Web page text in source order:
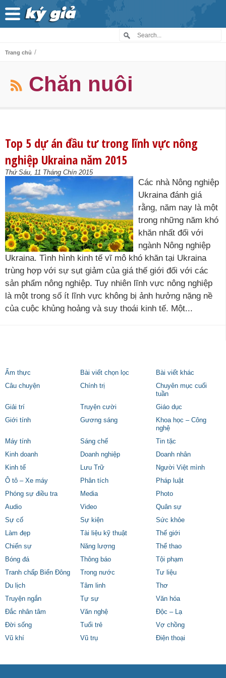
Trang chủ /
Chăn nuôi
Top 5 dự án đầu tư trong lĩnh vực nông
nghiệp Ukraina năm 2015
Thứ Sáu, 11 Tháng Chín 2015
Các nhà Nông nghiệp
Ukraina đánh giá
rằng, năm nay là một
trong những năm khó
khăn nhất đối với
ngành Nông nghiệp
Ukraina. Tình hình kinh tế vĩ mô khó khăn tại Ukraina
trùng hợp với sự sụt giảm của giá thế giới đối với các
sản phẩm nông nghiệp. Tuy nhiên lĩnh vực nông nghiệp
là một trong số ít lĩnh vực không bị ảnh hưởng nặng nề
của cuộc khủng hoảng và suy thoái kinh tế. Một...
Ẩm thực Bài viết chọn lọc
Bài viết khác
Câu chuyện
Chính trị
Chuyên mục cuối
tuần
Giải trí
Truyện cười
Giáo dục
Giới tính
Gương sáng
Khoa học – Công
nghệ
Máy tính
Sáng chế
Tin tặc
Kinh doanh
Doanh nghiệp
Doanh nhân
Kinh tế
Lưu Trữ
Người Việt mình
Ô tô – Xe máy
Phân tích
Pháp luật
Phóng sự điều tra
Media
Photo
Audio
Video
Quân sự
Sự cố
Sự kiện
Sức khỏe
Làm đẹp
Tài liệu kỹ thuật
Thế giới
Chiến sự
Năng lượng
Thể thao
Bóng đá
Thông báo
Tội phạm
Tranh chấp Biển Đông
Trong nước
Tư liệu
Du lịch
Tâm linh
Thơ
Truyện ngắn
Tự sự
Văn hóa
Đắc nhân tâm
Văn nghệ
Độc – Lạ
Đời sống
Tuổi trẻ
Vợ chồng
Vũ khí
Vũ trụ Điện thoại